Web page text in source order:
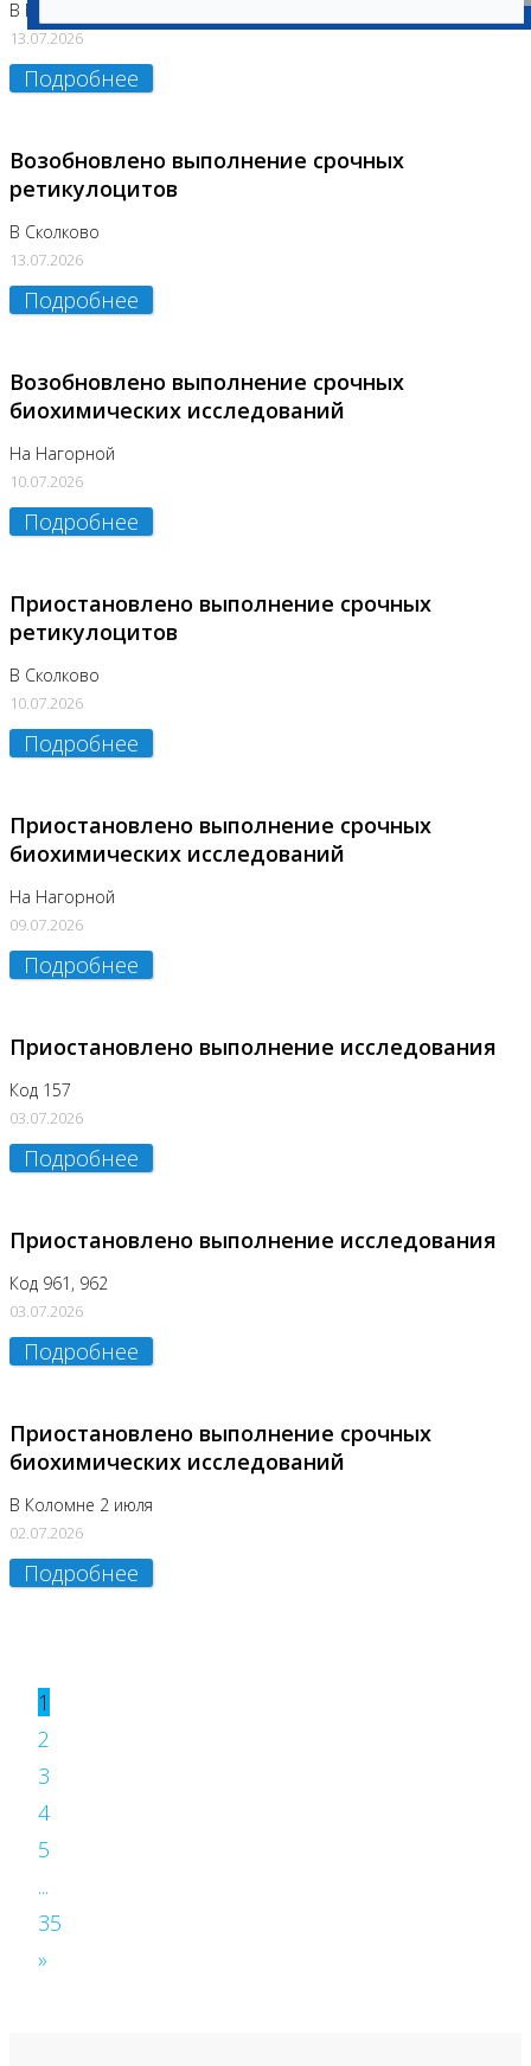
В Бутово
13.07.2026
Подробнее
Возобновлено выполнение срочных
ретикулоцитов
В Сколково
13.07.2026
Подробнее
Возобновлено выполнение срочных
биохимических исследований
На Нагорной
10.07.2026
Подробнее
Приостановлено выполнение срочных
ретикулоцитов
В Сколково
10.07.2026
Подробнее
Приостановлено выполнение срочных
биохимических исследований
На Нагорной
09.07.2026
Подробнее
Приостановлено выполнение исследования
Код 157
03.07.2026
Подробнее
Приостановлено выполнение исследования
Код 961, 962
03.07.2026
Подробнее
Приостановлено выполнение срочных
биохимических исследований
В Коломне 2 июля
02.07.2026
Подробнее
1
2
3
4
5
...
35
»